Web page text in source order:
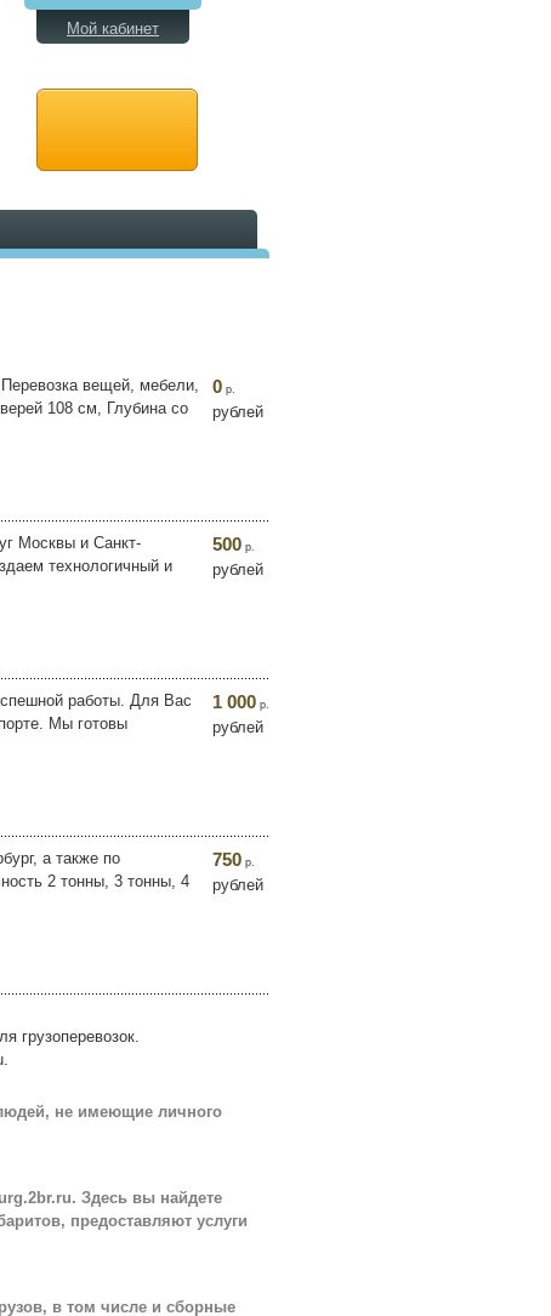
Мой кабинет
вещей, мебели,
108 см, Глубина со
0 р.
рублей
Москвы и Санкт-
технологичный и
500 р.
рублей
работы. Для Вас
Мы готовы
1 000 р.
рублей
а также по
2 тонны, 3 тонны, 4
750 р.
рублей
грузоперевозок.
людей, не имеющие личного
Здесь вы найдете
предоставляют услуги
в том числе и сборные